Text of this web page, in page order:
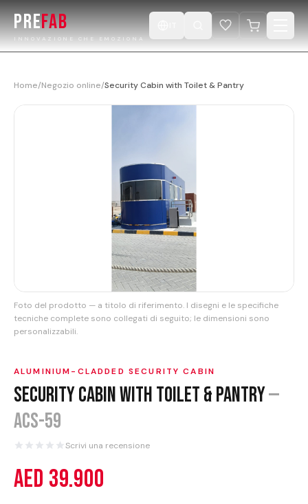
PREFAB
INNOVAZIONE CHE EMOZIONA
Home
Progetta la tua Cabina
Offerte
Contatti
Français
Home/Negozio online/Security Cabin with Toilet & Pantry
Foto del prodotto — a titolo di riferimento. I disegni e le specifiche
tecniche complete sono collegati di seguito; le dimensioni sono
personalizzabili.
ALUMINIUM-CLADDED SECURITY CABIN
Security Cabin with Toilet & Pantry—
ACS-59
Scrivi una recensione
AED 39.900